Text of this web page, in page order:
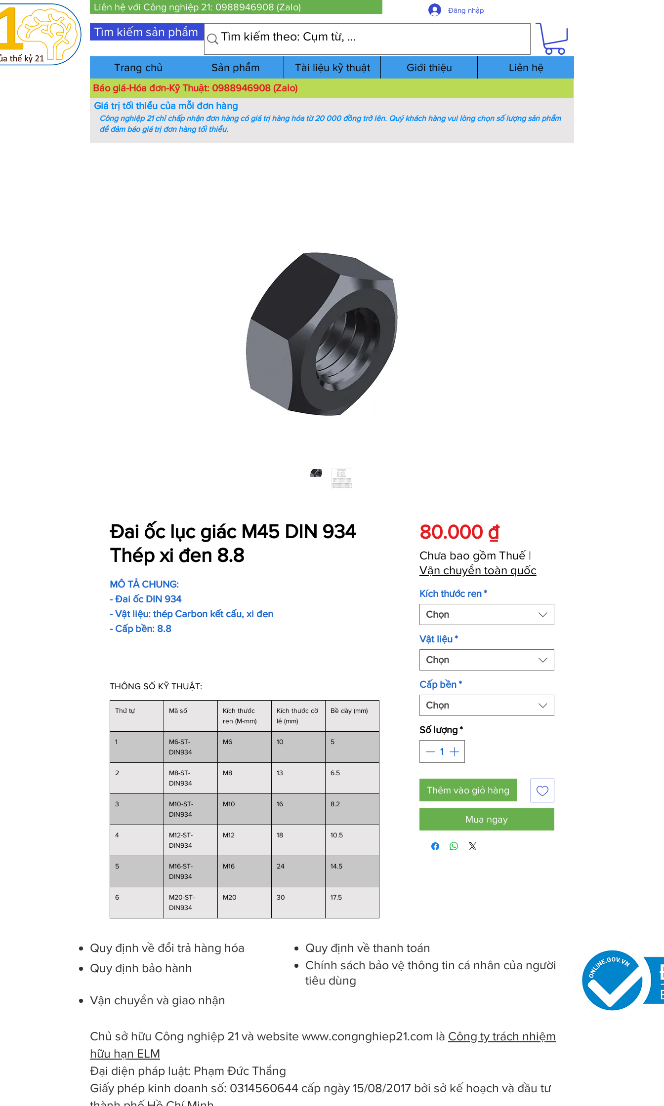
Liên hệ với Công nghiệp 21: 0988946908 (Zalo) Đăng nhập
Tìm kiếm sản phẩm
Trang chủ Sản phẩm Tài liệu kỹ thuật Giới thiệu Liên hệ
Báo giá-Hóa đơn-Kỹ Thuật: 0988946908 (Zalo)
Đai ốc lục giác M45 DIN 934
Thép xi đen 8.8
MÔ TẢ CHUNG:
- Đai ốc DIN 934
- Vật liệu: thép Carbon kết cấu, xi đen
- Cấp bền: 8.8
THÔNG SỐ KỸ THUẬT:
Thứ tự Mã số
Kích thước
ren (M-mm)
Kích thước cờ
lê (mm)
Bề dày (mm)
1
M6-ST-
DIN934
M6 10 5
2
M8-ST-
DIN934
M8 13 6.5
3
M10-ST-
DIN934
M10 16 8.2
4
M12-ST-
DIN934
M12 18 10.5
5
M16-ST-
DIN934
M16 24 14.5
6
M20-ST-
DIN934
M20 30 17.5
80.000 ₫Giá
Chưa bao gồm Thuế|
Vận chuyển toàn quốc
Kích thước ren*
Chọn
Vật liệu*
Chọn
Cấp bền*
Chọn
Số lượng*
Thêm vào giỏ hàng
Mua ngay
Giá trị tối thiểu của mỗi đơn hàng
Công nghiệp 21 chỉ chấp nhận đơn hàng có giá trị hàng hóa từ 20 000 đồng trở lên. Quý khách hàng vui lòng chọn số lượng sản phẩm
để đảm báo giá trị đơn hàng tối thiểu.
Quy định về đổi trả hàng hóa
Quy định bảo hành
Vận chuyển và giao nhận
Quy định về thanh toán
Chính sách bảo vệ thông tin cá nhân của người
tiêu dùng
Chủ sở hữu Công nghiệp 21 và website www.congnghiep21.com là Công ty trách nhiệm
hữu hạn ELM
Đại diện pháp luật: Phạm Đức Thắng
Giấy phép kinh doanh số: 0314560644 cấp ngày 15/08/2017 bởi sở kế hoạch và đầu tư